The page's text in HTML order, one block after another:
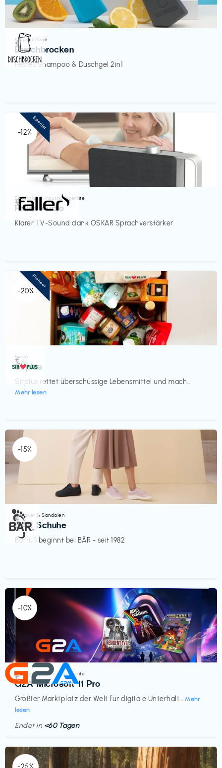
Körperpflege
Duschbrocken
Festes Shampoo & Duschgel 2in1
€‎
-12%
Elektronik & Haushaltsgeräte
Faller Audio
Klarer TV-Sound dank OSKAR Sprachverstärker
€‎
Special
-20%
Essen
Sirplus
Sirplus rettet überschüssige Lebensmittel und mach...
Mehr lesen
€‎
Pioneer
-15%
Sneaker & Sandalen
BÄR Schuhe
Barfuß beginnt bei BÄR - seit 1982
€‎
-10%
Elektronik & Haushaltsgeräte
G2A Microsoft 11 Pro
Größter Marktplatz der Welt für digitale Unterhalt... Mehr
lesen
€‎
Endet in <60 Tagen